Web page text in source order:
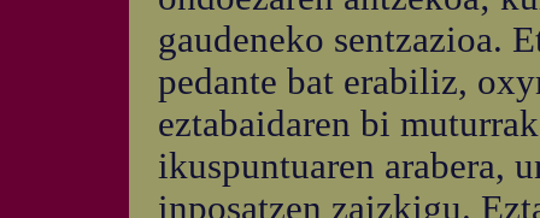
gaudeneko sentzazioa.
pedante bat erabiliz,
eztabaidaren bi
ikuspuntuaren arabera,
inposatzen zaizkigu.